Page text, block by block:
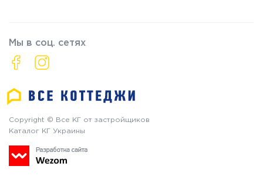
Мы в соц. сетях
Copyright © Все КГ от застройщиков
Каталог КГ Украины